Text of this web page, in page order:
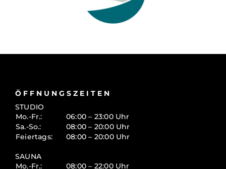
ÖFFNUNGSZEITEN
STUDIO
Mo.-Fr.:
06:00 – 23:00 Uhr
Sa.-So.:
08:00 – 20:00 Uhr
Feiertags:
08:00 – 20:00 Uhr
SAUNA
Mo.-Fr.:
08:00 – 22:00 Uhr